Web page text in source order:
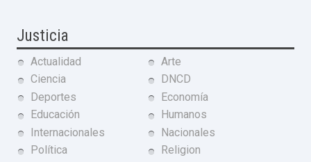
Justicia
Actualidad
Arte
Ciencia
DNCD
Deportes
Economía
Educación
Humanos
Internacionales
Nacionales
Política
Religion